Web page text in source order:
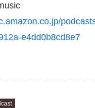
e4dd0b8cd8e7